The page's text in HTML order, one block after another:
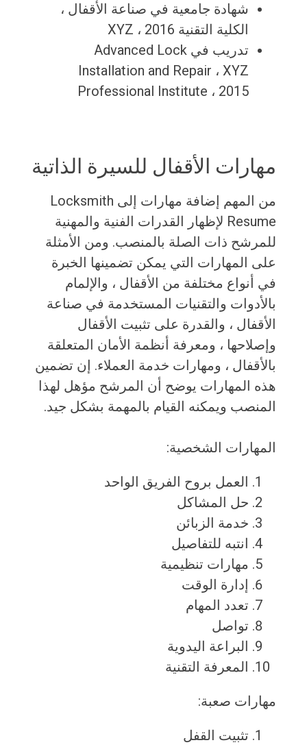
شهادة جامعية في صناعة الأقفال ،
الكلية التقنية XYZ ، 2016
تدريب في Advanced Lock
Installation and Repair ، XYZ
Professional Institute ، 2015
مهارات الأقفال للسيرة الذاتية
من المهم إضافة مهارات إلى Locksmith
Resume لإظهار القدرات الفنية والمهنية
للمرشح ذات الصلة بالمنصب. ومن الأمثلة
على المهارات التي يمكن تضمينها الخبرة
في أنواع مختلفة من الأقفال ، والإلمام
بالأدوات والتقنيات المستخدمة في صناعة
الأقفال ، والقدرة على تثبيت الأقفال
وإصلاحها ، ومعرفة أنظمة الأمان المتعلقة
بالأقفال ، ومهارات خدمة العملاء. إن تضمين
هذه المهارات يوضح أن المرشح مؤهل لهذا
المنصب ويمكنه القيام بالمهمة بشكل جيد.
المهارات الشخصية:
العمل بروح الفريق الواحد
حل المشاكل
خدمة الزبائن
انتبه للتفاصيل
مهارات تنظيمية
إدارة الوقت
تعدد المهام
تواصل
البراعة اليدوية
المعرفة التقنية
مهارات صعبة:
تثبيت القفل